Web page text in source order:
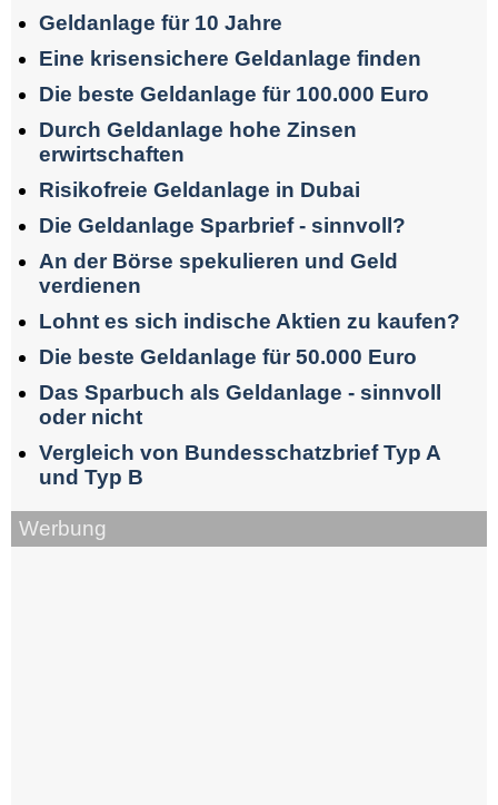
Geldanlage für 10 Jahre
Eine krisensichere Geldanlage finden
Die beste Geldanlage für 100.000 Euro
Durch Geldanlage hohe Zinsen
erwirtschaften
Risikofreie Geldanlage in Dubai
Die Geldanlage Sparbrief - sinnvoll?
An der Börse spekulieren und Geld
verdienen
Lohnt es sich indische Aktien zu kaufen?
Die beste Geldanlage für 50.000 Euro
Das Sparbuch als Geldanlage - sinnvoll
oder nicht
Vergleich von Bundesschatzbrief Typ A
und Typ B
Werbung